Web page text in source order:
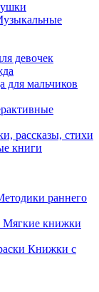
девочек
для мальчиков
рассказы, стихи
книги
раннего
Мягкие книжки
Книжки с